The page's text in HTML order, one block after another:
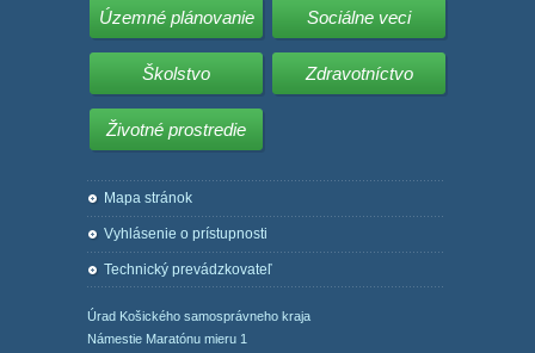
Územné plánovanie Sociálne veci
Školstvo Zdravotníctvo
Životné prostredie
Mapa stránok
Vyhlásenie o prístupnosti
Technický prevádzkovateľ
Úrad Košického samosprávneho kraja
Námestie Maratónu mieru 1